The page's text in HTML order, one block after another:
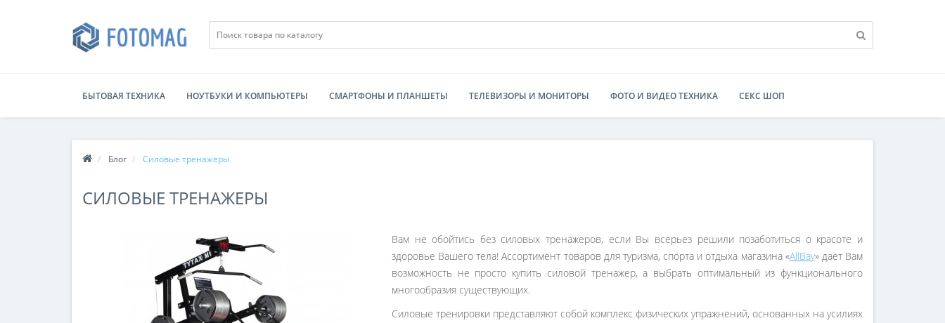
БЫТОВАЯ ТЕХНИКА НОУТБУКИ И КОМПЬЮТЕРЫ СМАРТФОНЫ И ПЛАНШЕТЫ ТЕЛЕВИЗОРЫ И МОНИТОРЫ ФОТО И ВИДЕО ТЕХНИКА СЕКС ШОП
Блог Силовые тренажеры
СИЛОВЫЕ ТРЕНАЖЕРЫ
Вам не обойтись без силовых тренажеров, если Вы всерьез решили позаботиться о красоте и
здоровье Вашего тела! Ассортимент товаров для туризма, спорта и отдыха магазина «AllBay» дает Вам
возможность не просто купить силовой тренажер, а выбрать оптимальный из функционального
многообразия существующих.
Силовые тренировки представляют собой комплекс физических упражнений, основанных на усилиях